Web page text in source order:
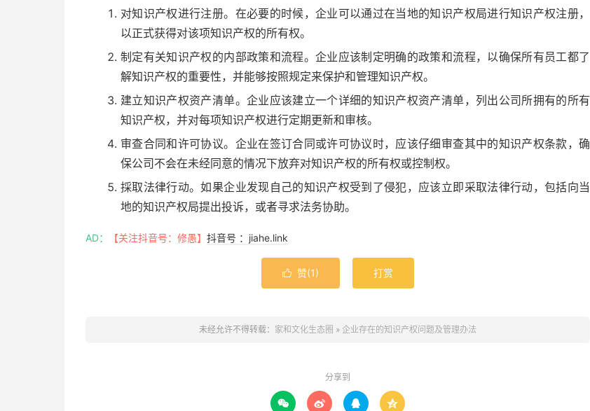
对知识产权进行注册。在必要的时候，企业可以通过在当地的知识产权局进行知识产权注册，
以正式获得对该项知识产权的所有权。
制定有关知识产权的内部政策和流程。企业应该制定明确的政策和流程，以确保所有员工都了
解知识产权的重要性，并能够按照规定来保护和管理知识产权。
建立知识产权资产清单。企业应该建立一个详细的知识产权资产清单，列出公司所拥有的所有
知识产权，并对每项知识产权进行定期更新和审核。
审查合同和许可协议。企业在签订合同或许可协议时，应该仔细审查其中的知识产权条款，确
保公司不会在未经同意的情况下放弃对知识产权的所有权或控制权。
採取法律行动。如果企业发现自己的知识产权受到了侵犯，应该立即采取法律行动，包括向当
地的知识产权局提出投诉，或者寻求法务协助。
AD： 【关注抖音号：修愚】 抖音号 ：jiahe.link
 赞(1) 打赏
未经允许不得转载： 家和文化生态圈 » 企业存在的知识产权问题及管理办法
分享到
   